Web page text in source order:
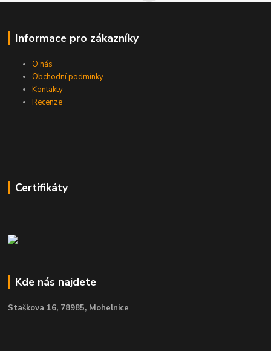
Informace pro zákazníky
O nás
Obchodní podmínky
Kontakty
Recenze
Certifikáty
Kde nás najdete
Staškova 16, 78985, Mohelnice